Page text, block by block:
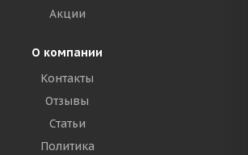
Акции
О компании
Контакты
Отзывы
Статьи
Политика